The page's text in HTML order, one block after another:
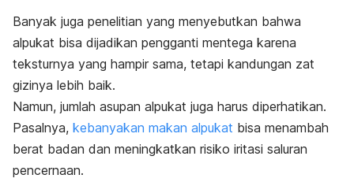
Banyak juga penelitian yang menyebutkan bahwa
alpukat bisa dijadikan pengganti mentega karena
teksturnya yang hampir sama, tetapi kandungan zat
gizinya lebih baik.
Namun, jumlah asupan alpukat juga harus diperhatikan.
Pasalnya, kebanyakan makan alpukat bisa menambah
berat badan dan meningkatkan risiko iritasi saluran
pencernaan.